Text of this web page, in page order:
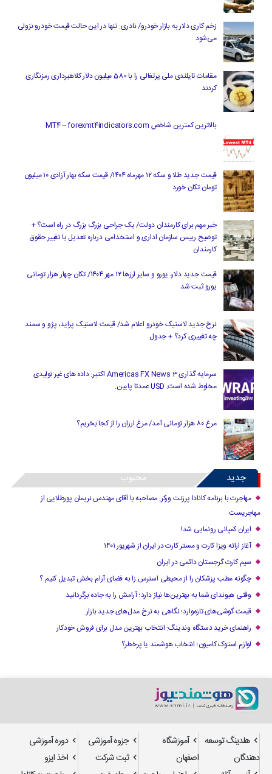
زخم کاری دلار به بازار خودرو/ نادری: تنها در این حالت قیمت خودرو نزولی
می‌شود
مقامات تایلندی ملی پرتغالی را با 580 میلیون دلار کلاهبرداری رمزنگاری
کردند
بالاترین کمترین شاخص MT4 – forexmt4indicators.com
قیمت جدید طلا و سکه ۱۲ مهرماه ۱۴۰۴/ قیمت سکه بهار آزادی ۱۰ میلیون
تومان تکان خورد
خبر مهم برای کارمندان دولت/ یک جراحی بزرگ بزرگ در راه است؟ +
توضیح رییس سازمان اداری و استخدامی درباره تعدیل یا تغییر حقوق
کارمندان
قیمت جدید دلار، یورو و سایر ارزها ۱۲ مهر ۱۴۰۴/ تکان چهار هزار تومانی
یورو ثبت شد
نرخ جدید لاستیک خودرو اعلام شد/ قیمت لاستیک پراید، پژو و سمند
چه تغییری کرد؟ + جدول
سرمایه گذاری Americas FX News 3 اکتبر: داده های غیر تولیدی
مخلوط شده است. USD عمدتا پایین.
مرغ ۸۰ هزار تومانی آمد/ مرغ ارزان را از کجا بخریم؟
جدید محبوب
مهاجرت با برنامه کانادا پرزنت ورکر: مصاحبه با آقای مهندس نریمان پورطلایی از
مهاجریست
ایران کمپانی رونمایی شد!
آغاز ارائه ویزا کارت و مستر کارت در ایران از شهریور ۱۴۰۱
سیم کارت گرجستان دائمی در ایران
چگونه مطب پزشکان را از محیطی استرس زا به فضای آرام بخش تبدیل کنیم ؟
وقتی هیوندای شما به بهترین‌ها نیاز دارد؛ آرامش را به جاده برگردانید
قیمت گوشی‌های تازه‌وارد؛ نگاهی به نرخ مدل‌های جدید بازار
راهنمای خرید دستگاه وندینگ: انتخاب بهترین مدل برای فروش خودکار
لوازم استوک کامیون؛ انتخاب هوشمند یا پرخطر؟
هلدینگ توسعه
دهندگان
آموزشگاه
اصفهان
جزوه آموزشی
دوره آموزشی
ثبت شرکت
اخذ ایزو